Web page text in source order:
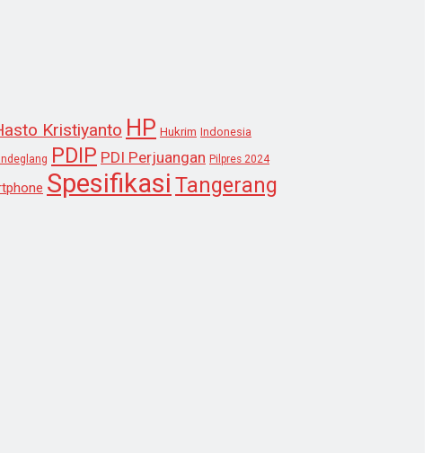
Kristiyanto HP Hukrim Indonesia
PDIP PDI Perjuangan Pilpres 2024
Spesifikasi Tangerang